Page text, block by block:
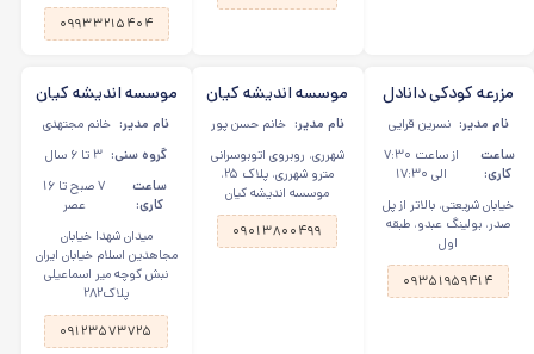
۰۹۹۳۳۲۱۵۴۰۴
مزرعه کودکی دانادل
در قیطریهنام مدیر: نسرین قرایی
ساعت
کاری:
از ساعت ۷:۳۰
الی ۱۷:۳۰
خیابان شریعتی، بالاتر از پل
صدر، بولینگ عبدو، طبقه
اول
۰۹۳۵۱۹۵۹۴۱۴
موسسه اندیشه کیان
در شهررینام مدیر: خانم حسن پور
شهرری، روبروی اتوبوسرانی
مترو شهرری، پلاک ۲۵،
موسسه اندیشه کیان
۰۹۰۱۳۸۰۰۴۹۹
موسسه اندیشه کیان
در میدان شهدا
نام مدیر: خانم مجتهدی
گروه سنی: ۳ تا ۶ سال
ساعت
کاری:
۷ صبح تا ۱۶
عصر
میدان شهدا خیابان
مجاهدین اسلام خیابان ایران
نبش کوچه میر اسماعیلی
پلاک۲۸۲
۰۹۱۲۳۵۷۳۷۲۵